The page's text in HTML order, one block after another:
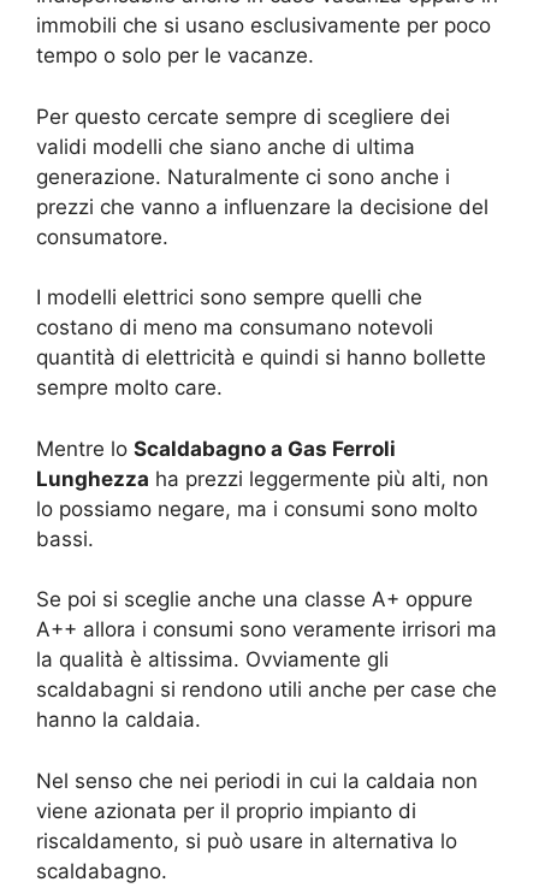
immobili che si usano esclusivamente per poco
tempo o solo per le vacanze.
Per questo cercate sempre di scegliere dei
validi modelli che siano anche di ultima
generazione. Naturalmente ci sono anche i
prezzi che vanno a influenzare la decisione del
consumatore.
I modelli elettrici sono sempre quelli che
costano di meno ma consumano notevoli
quantità di elettricità e quindi si hanno bollette
sempre molto care.
Mentre lo Scaldabagno a Gas Ferroli
Lunghezza ha prezzi leggermente più alti, non
lo possiamo negare, ma i consumi sono molto
bassi.
Se poi si sceglie anche una classe A+ oppure
A++ allora i consumi sono veramente irrisori ma
la qualità è altissima. Ovviamente gli
scaldabagni si rendono utili anche per case che
hanno la caldaia.
Nel senso che nei periodi in cui la caldaia non
viene azionata per il proprio impianto di
riscaldamento, si può usare in alternativa lo
scaldabagno.